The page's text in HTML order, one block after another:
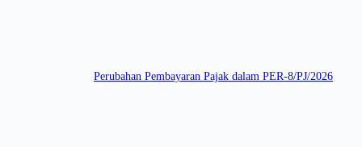
Perubahan Pembayaran Pajak dalam PER-8/PJ/2026